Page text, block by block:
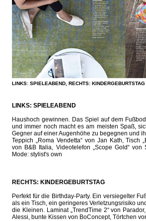
LINKS: SPIELEABEND, RECHTS: KINDERGEBURTSTAG
LINKS: SPIELEABEND
Haushoch gewinnen. Das Spiel auf dem
und immer noch macht es am meisten Spaß,
Gegner auf einer Augenhöhe zu begegnen und
Teppich „Roma Vendetta“ von Jan Kath, Tisch
von B&B Italia, Videotelefon „Scope Gold“ von
Mode: stylist's own
RECHTS: KINDERGEBURTSTAG
Perfekt für die Birthday-Party. Ein versiegelter
als ein Tisch, ein geringeres Verletzungsrisiko
die Kleinen. Laminat „TrendTime 2“ von
Alessi, bunte Kissen von BoConcept, Törtchen